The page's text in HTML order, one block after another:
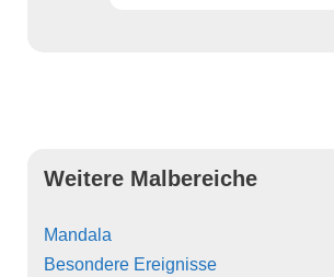
Weitere Malbereiche
Mandala
Besondere Ereignisse